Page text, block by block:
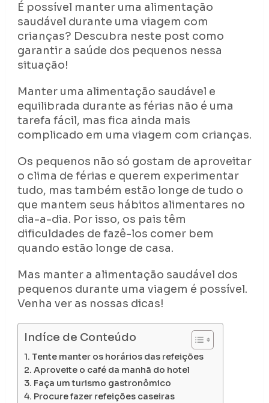
É possível manter uma alimentação
saudável durante uma viagem com
crianças? Descubra neste post como
garantir a saúde dos pequenos nessa
situação!
Manter uma alimentação saudável e
equilibrada durante as férias não é uma
tarefa fácil, mas fica ainda mais
complicado em uma viagem com crianças.
Os pequenos não só gostam de aproveitar
o clima de férias e querem experimentar
tudo, mas também estão longe de tudo o
que mantem seus hábitos alimentares no
dia-a-dia. Por isso, os pais têm
dificuldades de fazê-los comer bem
quando estão longe de casa.
Mas manter a alimentação saudável dos
pequenos durante uma viagem é possível.
Venha ver as nossas dicas!
Indíce de Conteúdo
Tente manter os horários das refeições
Aproveite o café da manhã do hotel
Faça um turismo gastronômico
Procure fazer refeições caseiras